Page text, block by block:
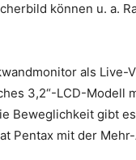
können u. a.
als
3,2“-LCD-Modell
Beweglichkeit gibt
Pentax mit der